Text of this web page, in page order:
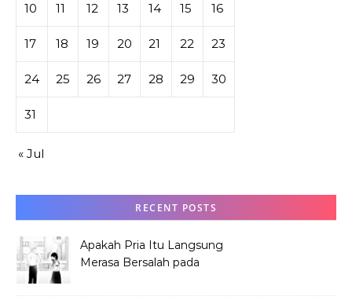
10 11 12 13 14 15 16
17 18 19 20 21 22 23
24 25 26 27 28 29 30
31
« Jul
RECENT POSTS
Apakah Pria Itu Langsung
Merasa Bersalah pada